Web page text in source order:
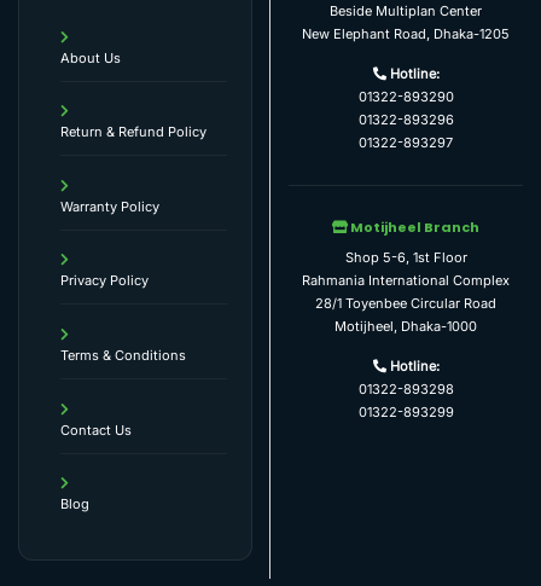
About Us
Return & Refund Policy
Warranty Policy
Privacy Policy
Terms & Conditions
Contact Us
Blog
Beside Multiplan Center
New Elephant Road, Dhaka-1205
Hotline:
01322-893290
01322-893296
01322-893297
Motijheel Branch
Shop 5-6, 1st Floor
Rahmania International Complex
28/1 Toyenbee Circular Road
Motijheel, Dhaka-1000
Hotline:
01322-893298
01322-893299